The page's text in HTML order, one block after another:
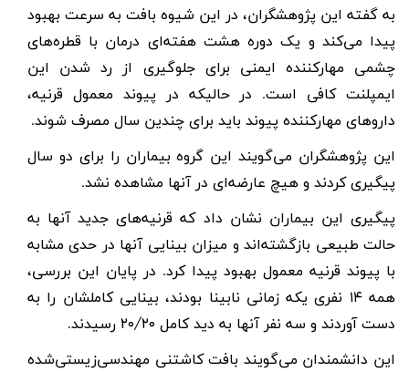
به گفته این پژوهشگران، در این شیوه بافت به سرعت بهبود
پیدا می‌کند و یک دوره هشت هفته‌ای درمان با قطره‌های
چشمی مهارکننده ایمنی برای جلوگیری از رد شدن این
ایمپلنت کافی است. در حالیکه در پیوند معمول قرنیه،
داروهای مهارکننده پیوند باید برای چندین سال مصرف شوند.
این پژوهشگران می‌گویند این گروه بیماران را برای دو سال
پیگیری کردند و هیچ عارضه‌ای در آنها مشاهده نشد.
پیگیری این بیماران نشان داد که قرنیه‌های جدید آنها به
حالت طبیعی بازگشته‌اند و میزان بینایی آنها در حدی مشابه
با پیوند قرنیه معمول بهبود پیدا کرد. در پایان این بررسی،
همه۱۴ نفری یکه زمانی نابینا بودند، بینایی کاملشان را به
دست آوردند و سه نفر آنها به دید کامل ۲۰/۲۰ رسیدند.
این دانشمندان می‌گویند بافت کاشتنی مهندسی‌زیستی‌شده